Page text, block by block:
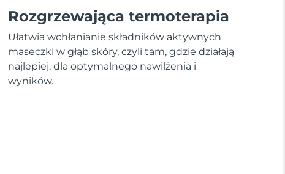
Rozgrzewająca termoterapia
Ułatwia wchłanianie składników aktywnych
maseczki w głąb skóry, czyli tam, gdzie działają
najlepiej, dla optymalnego nawilżenia i
wyników.